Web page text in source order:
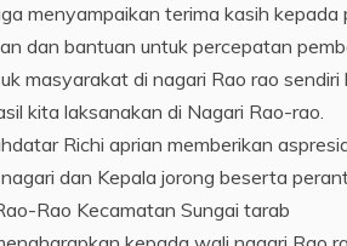
menyampaikan terima kasih
dan bantuan untuk percepatan
masyarakat di nagari Rao rao
kita laksanakan di Nagari Rao-rao.
Richi aprian memberikan
dan Kepala jorong beserta
Rao Kecamatan Sungai tarab